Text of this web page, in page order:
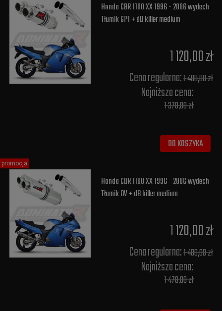
Honda CBR 1100 XX 1996 - 2006 wydech
Tłumik GP1 + dB killer medium
1 120,00 zł
Cena regularna:1 400,00 zł
Najniższa cena:
1 378,00 zł
DO KOSZYKA
Honda CBR 1100 XX 1996 - 2006 wydech
Tłumik OV + dB killer medium
1 120,00 zł
Cena regularna:1 400,00 zł
Najniższa cena:
1 478,00 zł
promocja